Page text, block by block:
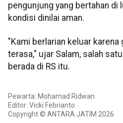
pengunjung yang bertahan di
kondisi dinilai aman.
"Kami berlarian keluar karena
terasa," ujar Salam, salah
berada di RS itu.
Pewarta: Mohamad Ridwan
Editor: Vicki Febrianto
Copyright © ANTARA JATIM 2026